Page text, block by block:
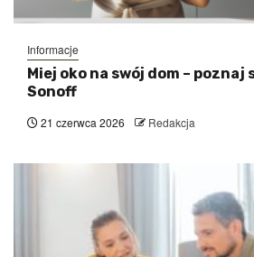
Informacje
Miej oko na swój dom –
Sonoff
21 czerwca 2026 Redakcja